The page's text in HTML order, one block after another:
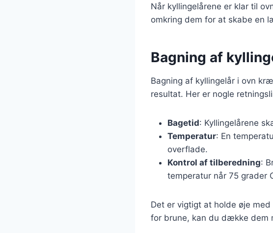
Når kyllingelårene er klar til
omkring dem for at skabe en
Bagning af
Bagning af kyllingelår i ovn
resultat. Her er nogle
Bagetid: Kyllingelårene
Temperatur: En
overflade.
Kontrol af tilberedning:
temperatur når 75 grader
Det er vigtigt at holde øje
for brune, kan du dække dem